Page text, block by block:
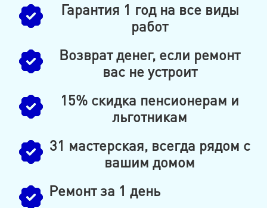
Гарантия 1 год на все виды
работ
Возврат денег, если ремонт
вас не устроит
15% скидка пенсионерам и
льготникам
31 мастерская, всегда рядом с
вашим домом
Ремонт за 1 день